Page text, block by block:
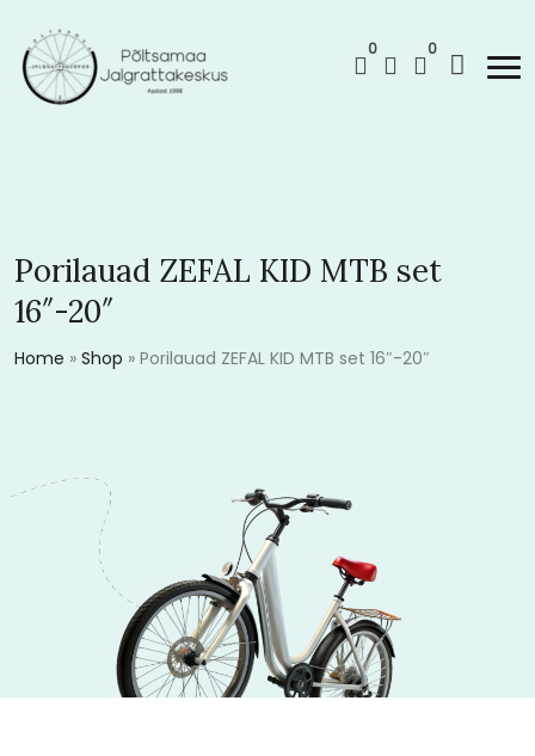
0 0
Porilauad ZEFAL KID MTB set
16″-20″
Home » Shop » Porilauad ZEFAL KID MTB set 16″-20″